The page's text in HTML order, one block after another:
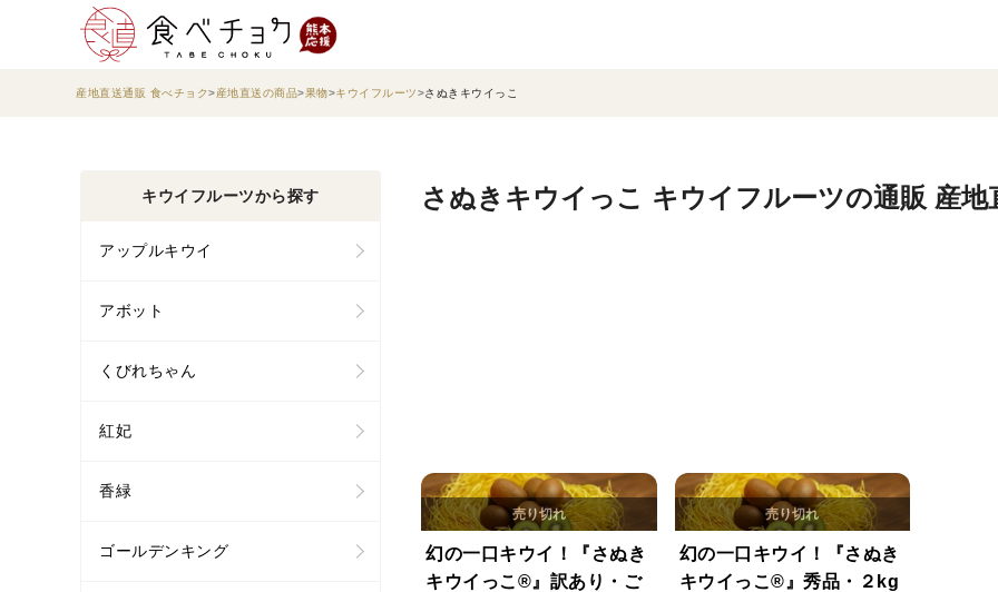
産地直送通販 食べチョク 産地直送の商品 果物 キウイフルーツ さぬきキウイっこ
さぬきキウイっこ キウイフルーツの通販 産地
幻の一口キウイ！『さぬき
キウイっこ®』訳あり・ご
幻の一口キウイ！『さぬき
キウイっこ®』秀品・２kg
キウイフルーツから探す
アップルキウイ
アボット
くびれちゃん
紅妃
香緑
ゴールデンキング